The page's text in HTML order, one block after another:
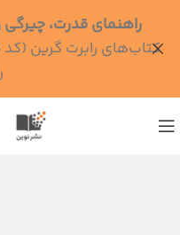
راهنمای قدرت، چیرگی